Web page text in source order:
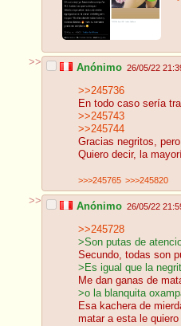
>> Anónimo 26/05/22
>>245736
En todo caso sería
>>245743
>>245744
Gracias negritos,
Quiero decir, la
>>>245765 >>>245820
>> Anónimo 26/05/22
>>245728
>Son putas de
Secundo, todas son
>Es igual que la
Me dan ganas de
>o la blanquita
Esa kachera de
matar a esta le